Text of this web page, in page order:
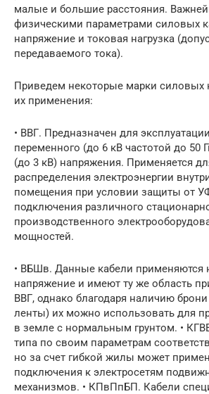
малые и большие расстояния.
физическими параметрами силовых
напряжение и токовая нагрузка
передаваемого тока).
Приведем некоторые марки силовых
их применения:
• ВВГ. Предназначен для
переменного (до 6 кВ частотой до 50
(до 3 кВ) напряжения. Применяется
распределения электроэнергии
помещения при условии защиты от
подключения различного
производственного
мощностей.
• ВБШв. Данные кабели применяются
напряжение и имеют ту же область
ВВГ, однако благодаря наличию
ленты) их можно использовать для
в земле с нормальным грунтом. •
типа по своим параметрам
но за счет гибкой жилы может
подключения к электросетям
механизмов. • КПвПпБП. Кабели